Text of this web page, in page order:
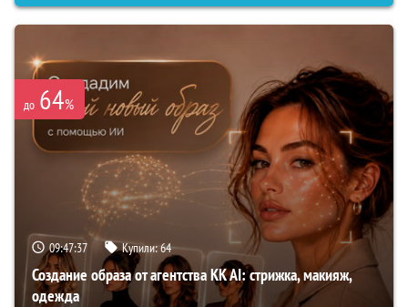
до 64%
09:47:36 Купили:64
Создание образа от агентства KK AI: стрижка, макияж,
одежда